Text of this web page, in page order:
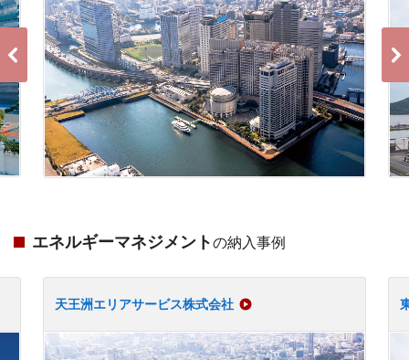
エネルギーマネジメントの納入事例
天王洲エリアサービス株式会社